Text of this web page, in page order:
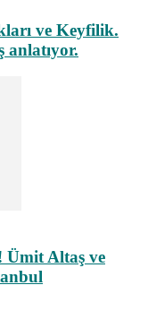
ve Keyfilik.
Ümit Altaş ve